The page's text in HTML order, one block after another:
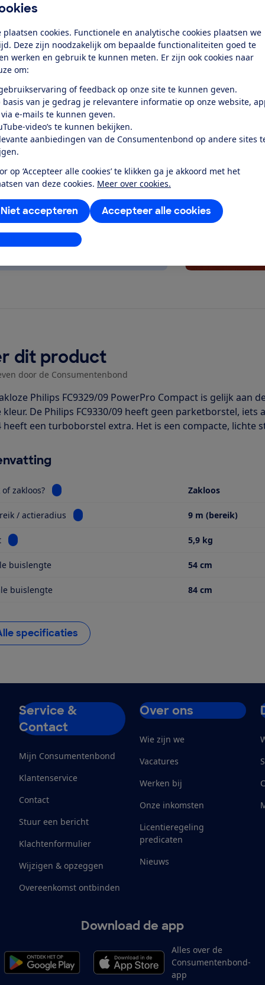
plaatsen cookies. Functionele en analytische cookies plaatsen we
Deze zijn noodzakelijk om bepaalde functionaliteiten goed te
werken en gebruik te kunnen meten. Er zijn ook cookies naar
om:
of feedback op onze site te kunnen geven.
basis van je gedrag je relevantere informatie op onze website,
e-mails te kunnen geven.
video’s te kunnen bekijken.
aanbiedingen van de Consumentenbond op andere sites
op ‘Accepteer alle cookies’ te klikken ga je akkoord met het
van deze cookies. Meer over cookies.
Accepteer alle cookies
Niet accepteren
aanpassen
op van harde vloeren en
worden...
dit product
door de Consumentenbond
Philips FC9329/09 PowerPro Compact is gelijk aan
kleur. De Philips FC9330/09 heeft geen parketborstel,
heeft een turboborstel extra. Het is een compacte,
zakloos? Bekijk informatie voor Met zak of zakloos?
Zakloos
/ actieradius Bekijk informatie voor Werkbereik / actieradius
9 m (bereik)
Bekijk informatie voor Gewicht 5,9 kg
buislengte 54 cm
buislengte 84 cm
specificaties
Service &
Contact
Mijn Consumentenbond
Klantenservice
Contact
Stuur een bericht
Klachtenformulier
Wijzigen & opzeggen
Overeenkomst ontbinden
Over ons
Wie zijn we
Vacatures
Werken bij
Onze inkomsten
Licentieregeling
predicaten
Nieuws
Download de app
Alles over de
Consumentenbond-
app